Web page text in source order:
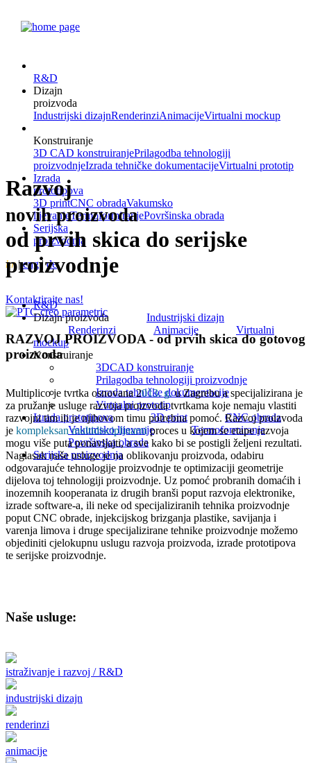
R&D
Dizajn
proizvoda
Industrijski dizajnRenderinziAnimacijeVirtualni mockup
Konstruiranje
3D CAD konstruiranjePrilagodba tehnologiji
proizvodnjeIzrada tehničke dokumentacijeVirtualni prototip
Izrada
prototipova
3D printCNC obradaVakumsko
lijevanjeTermoformiranjePovršinska obrada
Serijska
proizvodnja
hr|eng|de
R&D
Dizajn proizvoda
Industrijski dizajn
Renderinzi
Animacije
Virtualni
mockup
Konstruiranje
3DCAD konstruiranje
Prilagodba tehnologiji proizvodnje
Izrada tehničke dokumentacije
Virtualni prototip
Izrada prototipova
3D print
CNC obrada
Vakumsko lijevanje
Termoformiranje
Površinska obrada
Serijska proizvodnja
Razvoj
novih proizvoda
od prvih skica do serijske
proizvodnje
Kontaktirajte nas!
RAZVOJ PROIZVODA - od prvih skica do gotovog
proizvoda
Multiplico je tvrtka osnovana 2013. g.u Zagrebu a specijalizirana je
za pružanje usluge razvoja proizvoda tvrtkama koje nemaju vlastiti
razvojni tim ili je njihovom timu potrebna pomoć. Razvoj proizvoda
je kompleksan multidisciplinarniproces u kojem se etape razvoja
mogu više puta ponavljajti, a sve kako bi se postigli željeni rezultati.
Naglasak naše usluge je na oblikovanju proizvoda, odabiru
odgovarajuće tehnologije proizvodnje te optimizaciji geometrije
dijelova toj tehnologiji proizvodnje. Uz pomoć probranih domaćih i
inozemnih kooperanata iz drugih branši poput razvoja elektronike,
izrade software-a, ili neke od specijaliziranih tehnika proizvodnje
poput CNC obrade, injekcijskog brizganja plastike, savijanja i
varenja limova i druge specijalizirane tehnike proizvodnje možemo
objediniti cjelokupnu uslugu razvoja proizvoda, izrade prototipova
te serijske proizvodnje.
Naše usluge:
istraživanje i razvoj / R&D
industrijski dizajn
renderinzi
animacije